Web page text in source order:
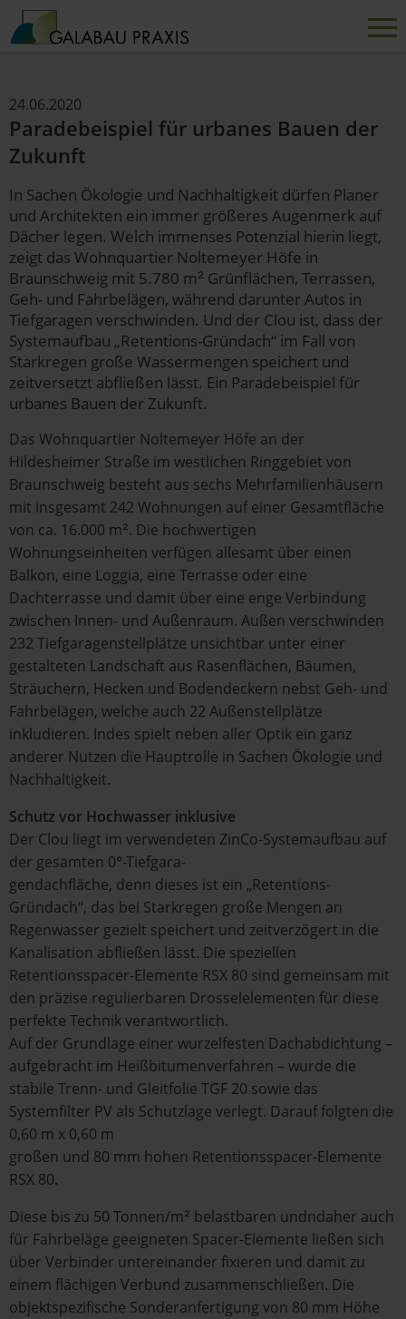
24.06.2020
Paradebeispiel für urbanes Bauen der
Zukunft
In Sachen Ökologie und Nachhaltigkeit dürfen Planer
und Architekten ein immer größeres Augenmerk auf
Dächer legen. Welch immenses Potenzial hierin liegt,
zeigt das Wohnquartier Noltemeyer Höfe in
Braunschweig mit 5.780 m² Grünflächen, Terrassen,
Geh- und Fahrbelägen, während darunter Autos in
Tiefgaragen verschwinden. Und der Clou ist, dass der
Systemaufbau „Retentions-Gründach“ im Fall von
Starkregen große Wassermengen speichert und
zeitversetzt abfließen lässt. Ein Paradebeispiel für
urbanes Bauen der Zukunft.
Das Wohnquartier Noltemeyer Höfe an der
Hildesheimer Straße im westlichen Ringgebiet von
Braunschweig besteht aus sechs Mehrfamilienhäusern
mit insgesamt 242 Wohnungen auf einer Gesamtfläche
von ca. 16.000 m². Die hochwertigen
Wohnungseinheiten verfügen allesamt über einen
Balkon, eine Loggia, eine Terrasse oder eine
Dachterrasse und damit über eine enge Verbindung
zwischen Innen- und Außenraum. Außen verschwinden
232 Tiefgaragenstellplätze unsichtbar unter einer
gestalteten Landschaft aus Rasenflächen, Bäumen,
Sträuchern, Hecken und Bodendeckern nebst Geh- und
Fahrbelägen, welche auch 22 Außenstellplätze
inkludieren. Indes spielt neben aller Optik ein ganz
anderer Nutzen die Hauptrolle in Sachen Ökologie und
Nachhaltigkeit.
Schutz vor Hochwasser inklusive
Der Clou liegt im verwendeten ZinCo-Systemaufbau auf
der gesamten 0°-Tiefgara-
gendachfläche, denn dieses ist ein „Retentions-
Gründach“, das bei Starkregen große Mengen an
Regenwasser gezielt speichert und zeitverzögert in die
Kanalisation abfließen lässt. Die speziellen
Retentionsspacer-Elemente RSX 80 sind gemeinsam mit
den präzise regulierbaren Drosselelementen für diese
perfekte Technik verantwortlich.
Auf der Grundlage einer wurzelfesten Dachabdichtung –
aufgebracht im Heißbitumenverfahren – wurde die
stabile Trenn- und Gleitfolie TGF 20 sowie das
Systemfilter PV als Schutzlage verlegt. Darauf folgten die
0,60 m x 0,60 m
großen und 80 mm hohen Retentionsspacer-Elemente
RSX 80.
Diese bis zu 50 Tonnen/m² belastbaren undndaher auch
für Fahrbeläge geeigneten Spacer-Elemente ließen sich
über Verbinder untereinander fixieren und damit zu
einem flächigen Verbund zusammenschließen. Die
objektspezifische Sonderanfertigung von 80 mm Höhe